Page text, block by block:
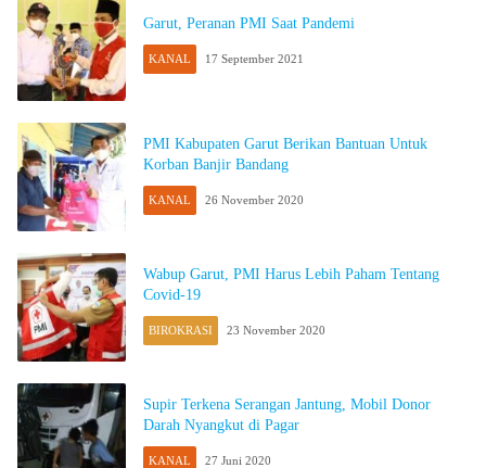
Garut, Peranan PMI Saat Pandemi
KANAL 17 September 2021
PMI Kabupaten Garut Berikan Bantuan Untuk
Korban Banjir Bandang
KANAL 26 November 2020
Wabup Garut, PMI Harus Lebih Paham Tentang
Covid-19
BIROKRASI 23 November 2020
Supir Terkena Serangan Jantung, Mobil Donor
Darah Nyangkut di Pagar
KANAL 27 Juni 2020